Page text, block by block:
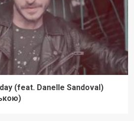
(feat. Danelle Sandoval)